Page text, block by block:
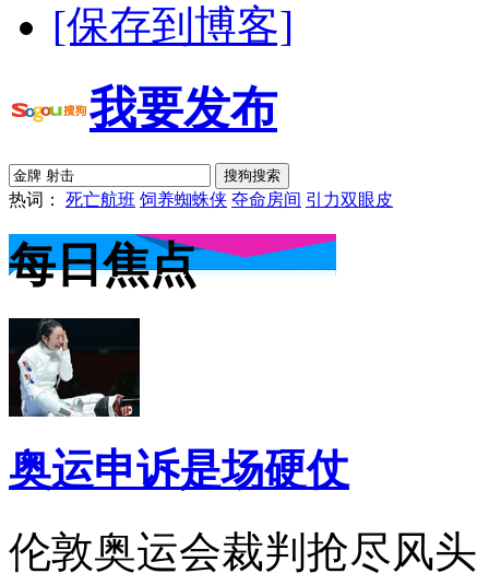
[保存到博客]
我要发布
热词： 死亡航班 饲养蜘蛛侠 夺命房间 引力双眼皮
每日焦点
奥运申诉是场硬仗
伦敦奥运会裁判抢尽风